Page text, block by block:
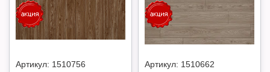
Артикул: 1510756 Артикул: 1510662